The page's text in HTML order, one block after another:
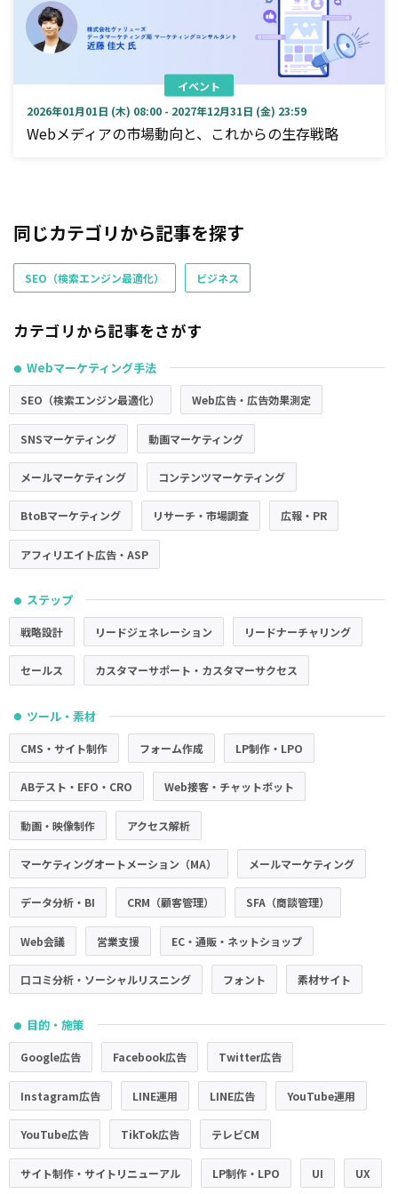
イベント
2026年01月01日 (木) 08:00 - 2027年12月31日 (金) 23:59
Webメディアの市場動向と、これからの生存戦略
同じカテゴリから記事を探す
SEO（検索エンジン最適化） ビジネス
カテゴリから記事をさがす
● Webマーケティング手法
SEO（検索エンジン最適化） Web広告・広告効果測定
SNSマーケティング 動画マーケティング
メールマーケティング コンテンツマーケティング
BtoBマーケティング リサーチ・市場調査 広報・PR
アフィリエイト広告・ASP
● ステップ
戦略設計 リードジェネレーション リードナーチャリング
セールス カスタマーサポート・カスタマーサクセス
● ツール・素材
CMS・サイト制作 フォーム作成 LP制作・LPO
ABテスト・EFO・CRO Web接客・チャットボット
動画・映像制作 アクセス解析
マーケティングオートメーション（MA） メールマーケティング
データ分析・BI CRM（顧客管理） SFA（商談管理）
Web会議 営業支援 EC・通販・ネットショップ
口コミ分析・ソーシャルリスニング フォント 素材サイト
● 目的・施策
Google広告 Facebook広告 Twitter広告
Instagram広告 LINE運用 LINE広告 YouTube運用
YouTube広告 TikTok広告 テレビCM
サイト制作・サイトリニューアル LP制作・LPO UI UX